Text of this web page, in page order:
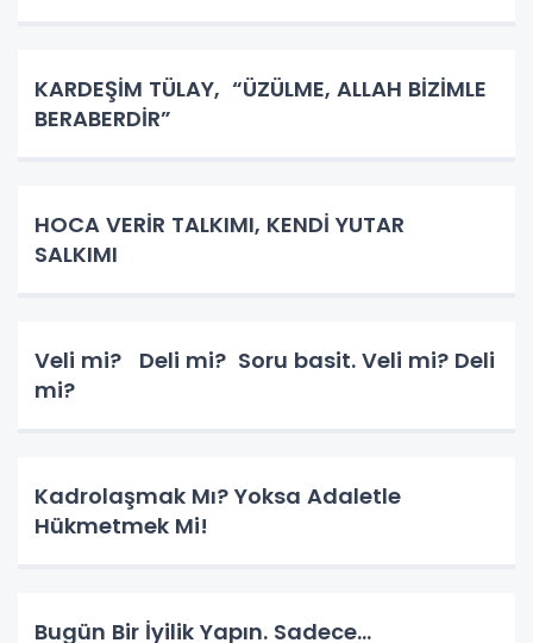
KARDEŞİM TÜLAY, “ÜZÜLME, ALLAH BİZİMLE
BERABERDİR”
HOCA VERİR TALKIMI, KENDİ YUTAR
SALKIMI
Veli mi? Deli mi? Soru basit. Veli mi? Deli
mi?
Kadrolaşmak Mı? Yoksa Adaletle
Hükmetmek Mi!
Bugün Bir İyilik Yapın. Sadece...